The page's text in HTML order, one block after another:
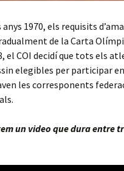
1970, els requisits
de la Carta
el COI decidí que tots els
elegibles per participar
les corresponents
un video que dura entre